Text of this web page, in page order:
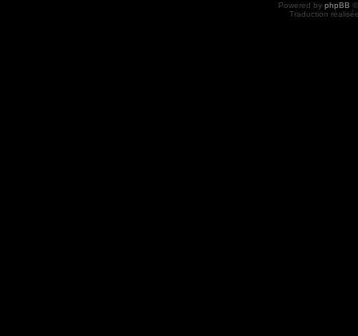
Powered by phpBB
Traduction